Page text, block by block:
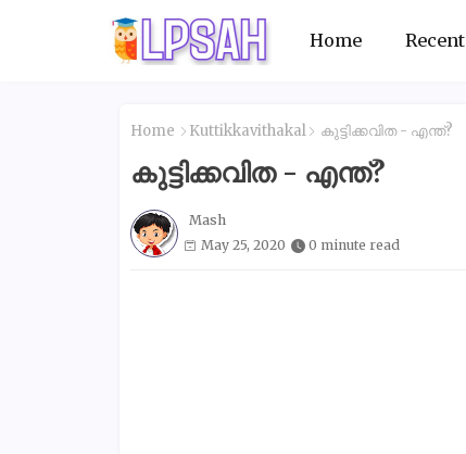
Home Recent
Home Kuttikkavithakal കുട്ടിക്കവിത - എന്ത്?
കുട്ടിക്കവിത - എന്ത്?
Mash
May 25, 2020
0 minute read